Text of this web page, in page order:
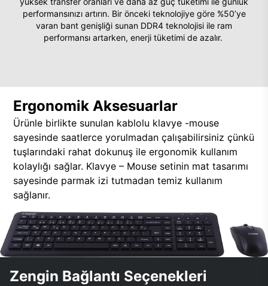
performansınızı artırın. Bir önceki teknolojiye göre %50’ye
varan bant genişliği sunan DDR4 teknolojisi ile ram
performansı artarken, enerji tüketimi de azalır.
Ergonomik Aksesuarlar
Ürünle birlikte sunulan kablolu klavye -mouse
sayesinde saatlerce yorulmadan çalışabilirsiniz çünkü
tuşlarındaki rahat dokunuş ile ergonomik kullanım
kolaylığı sağlar. Klavye – Mouse setinin mat tasarımı
sayesinde parmak izi tutmadan temiz kullanım
sağlanır.
Zengin Bağlantı Seçenekleri